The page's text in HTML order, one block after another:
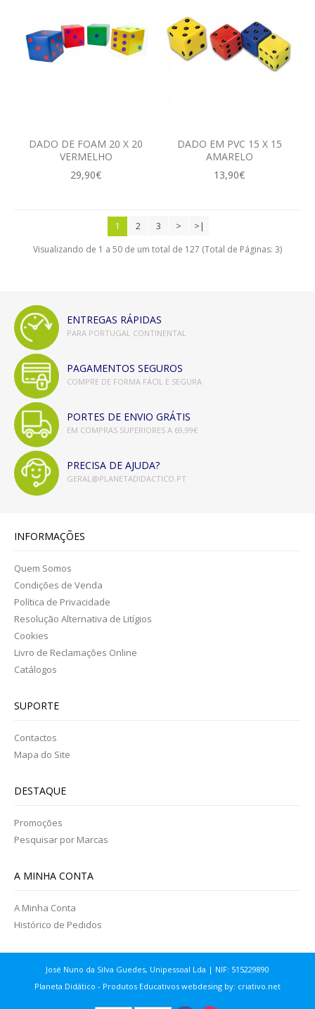
DADO DE FOAM 20 X 20
VERMELHO
29,90€
DADO EM PVC 15 X 15
AMARELO
13,90€
1 2 3 > >|
Visualizando de 1 a 50 de um total de 127 (Total de Páginas: 3)
ENTREGAS RÁPIDAS
PARA PORTUGAL CONTINENTAL
PAGAMENTOS SEGUROS
COMPRE DE FORMA FÁCIL E SEGURA
PORTES DE ENVIO GRÁTIS
EM COMPRAS SUPERIORES A 69,99€
PRECISA DE AJUDA?
GERAL@PLANETADIDACTICO.PT
INFORMAÇÕES
Quem Somos
Condições de Venda
Política de Privacidade
Resolução Alternativa de Litígios
Cookies
Livro de Reclamações Online
Catálogos
SUPORTE
Contactos
Mapa do Site
DESTAQUE
Promoções
Pesquisar por Marcas
A MINHA CONTA
A Minha Conta
Histórico de Pedidos
José Nuno da Silva Guedes, Unipessoal Lda | NIF: 515229890
Planeta Didático - Produtos Educativos webdesing by: criativo.net